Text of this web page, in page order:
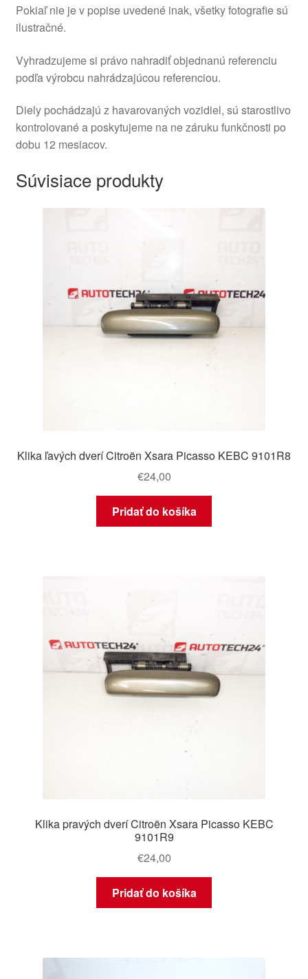
Pokiaľ nie je v popise uvedené inak, všetky fotografie sú
ilustračné.
Vyhradzujeme si právo nahradiť objednanú referenciu
podľa výrobcu nahrádzajúcou referenciou.
Diely pochádzajú z havarovaných vozidiel, sú starostlivo
kontrolované a poskytujeme na ne záruku funkčnosti po
dobu 12 mesiacov.
Súvisiace produkty
Klika ľavých dverí Citroën Xsara Picasso KEBC 9101R8
€24,00
Pridať do košíka
Klika pravých dverí Citroën Xsara Picasso KEBC
9101R9
€24,00
Pridať do košíka